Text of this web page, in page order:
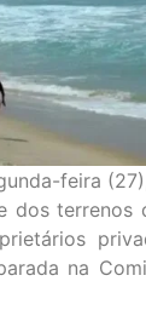
feira
dos
na